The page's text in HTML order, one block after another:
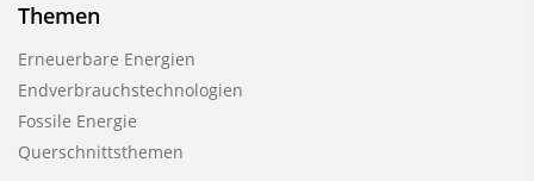
Themen
Erneuerbare Energien
Endverbrauchstechnologien
Fossile Energie
Querschnittsthemen